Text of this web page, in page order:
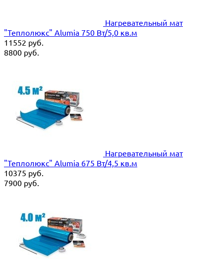
Нагревательный мат
"Теплолюкс" Alumia 750 Вт/5,0 кв.м
11552 руб.
8800 руб.
Нагревательный мат
"Теплолюкс" Alumia 675 Вт/4,5 кв.м
10375 руб.
7900 руб.